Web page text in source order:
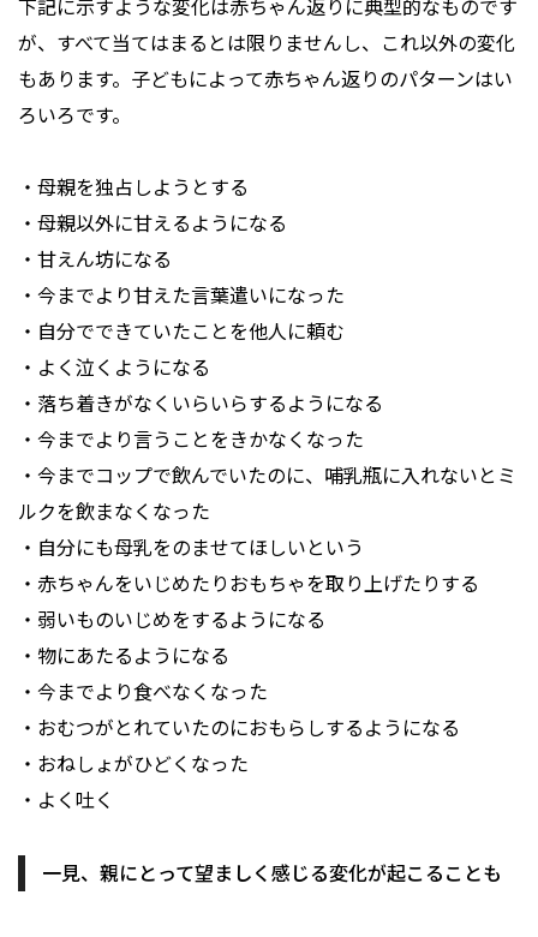
下記に示すような変化は赤ちゃん返りに典型的なものです
が、すべて当てはまるとは限りませんし、これ以外の変化
もあります。子どもによって赤ちゃん返りのパターンはい
ろいろです。
・母親を独占しようとする
・母親以外に甘えるようになる
・甘えん坊になる
・今までより甘えた言葉遣いになった
・自分でできていたことを他人に頼む
・よく泣くようになる
・落ち着きがなくいらいらするようになる
・今までより言うことをきかなくなった
・今までコップで飲んでいたのに、哺乳瓶に入れないとミ
ルクを飲まなくなった
・自分にも母乳をのませてほしいという
・赤ちゃんをいじめたりおもちゃを取り上げたりする
・弱いものいじめをするようになる
・物にあたるようになる
・今までより食べなくなった
・おむつがとれていたのにおもらしするようになる
・おねしょがひどくなった
・よく吐く
一見、親にとって望ましく感じる変化が起こることも